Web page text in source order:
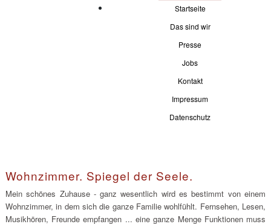
Startseite
Das sind wir
Presse
Jobs
Kontakt
Impressum
Datenschutz
Wohnzimmer. Spiegel der Seele.
Mein schönes Zuhause - ganz wesentlich wird es bestimmt von einem
Wohnzimmer, in dem sich die ganze Familie wohlfühlt. Fernsehen, Lesen,
Musikhören, Freunde empfangen ... eine ganze Menge Funktionen muss